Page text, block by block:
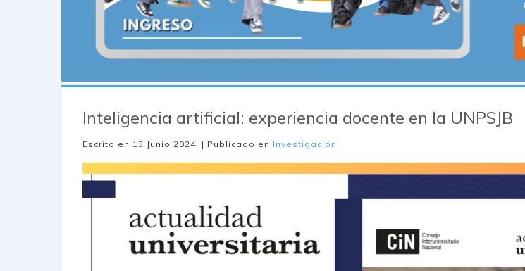
Inteligencia artificial: experiencia docente en la UNPSJB
Escrito en 13 Junio 2024. | Publicado en Investigación